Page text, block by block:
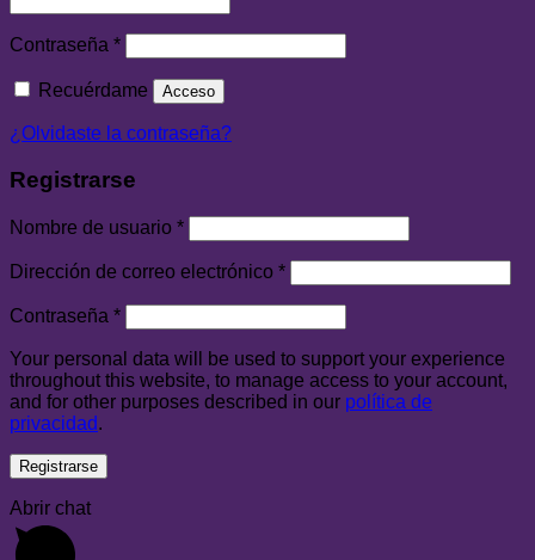
Contraseña *
Recuérdame Acceso
¿Olvidaste la contraseña?
Registrarse
Nombre de usuario *
Dirección de correo electrónico *
Contraseña *
Your personal data will be used to support your experience
throughout this website, to manage access to your account,
and for other purposes described in our política de
privacidad.
Registrarse
Abrir chat